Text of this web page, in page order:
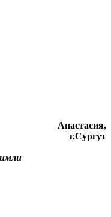
Анастасия,
г.Сургут